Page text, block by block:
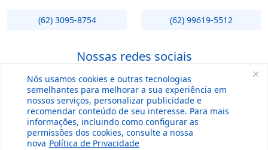
Nós usamos cookies e outras tecnologias
semelhantes para melhorar a sua experiência em
nossos serviços, personalizar publicidade e
recomendar conteúdo de seu interesse. Para mais
informações, incluindo como configurar as
permissões dos cookies, consulte a nossa
nova Política de Privacidade
(62) 3095-8754 (62) 99619-5512
Nossas redes sociais